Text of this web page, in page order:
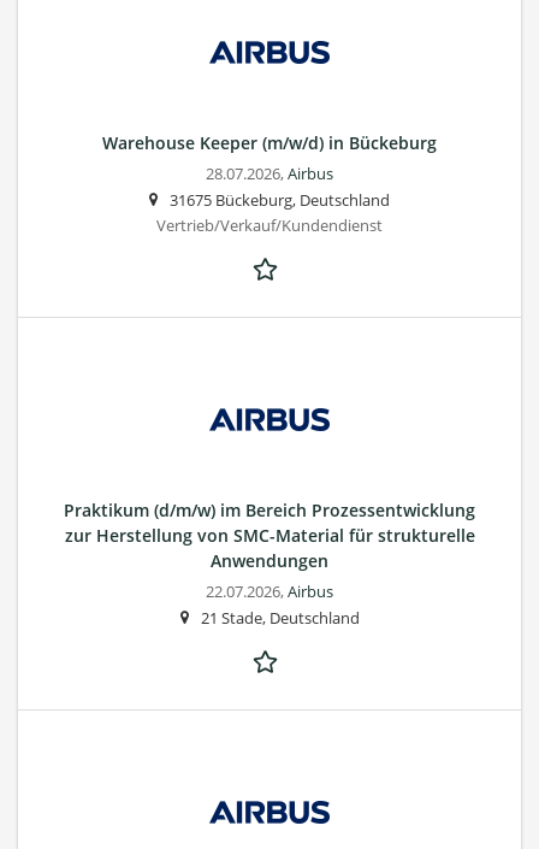
Warehouse Keeper (m/w/d) in Bückeburg
28.07.2026,Airbus
31675 Bückeburg, Deutschland
Vertrieb/Verkauf/Kundendienst
Praktikum (d/m/w) im Bereich Prozessentwicklung
zur Herstellung von SMC-Material für strukturelle
Anwendungen
22.07.2026,Airbus
21 Stade, Deutschland